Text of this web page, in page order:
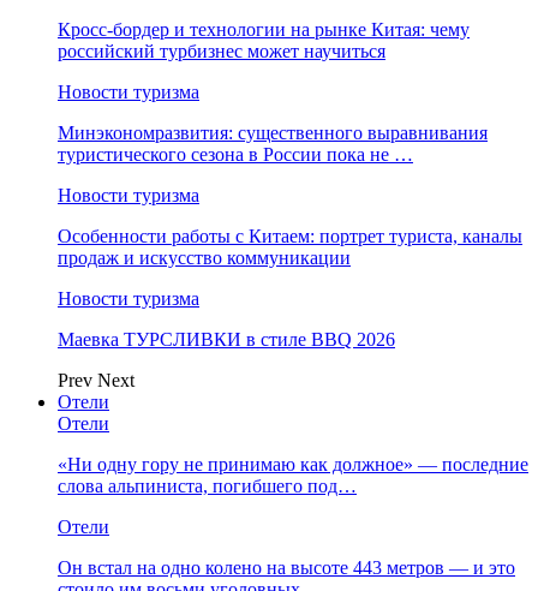
Кросс-бордер и технологии на рынке Китая: чему
российский турбизнес может научиться
Новости туризма
Минэкономразвития: существенного выравнивания
туристического сезона в России пока не …
Новости туризма
Особенности работы с Китаем: портрет туриста, каналы
продаж и искусство коммуникации
Новости туризма
Маевка ТУРСЛИВКИ в стиле BBQ 2026
Prev Next
Отели
Отели
«Ни одну гору не принимаю как должное» — последние
слова альпиниста, погибшего под…
Отели
Он встал на одно колено на высоте 443 метров — и это